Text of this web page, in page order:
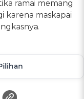
ramai memang
karena maskapai